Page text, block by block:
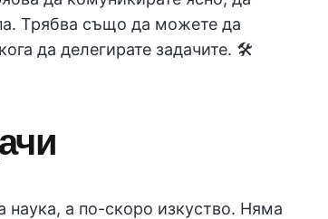
Трябва също да можете да
да делегирате задачите. 🛠️
наука, а по-скоро изкуство. Няма